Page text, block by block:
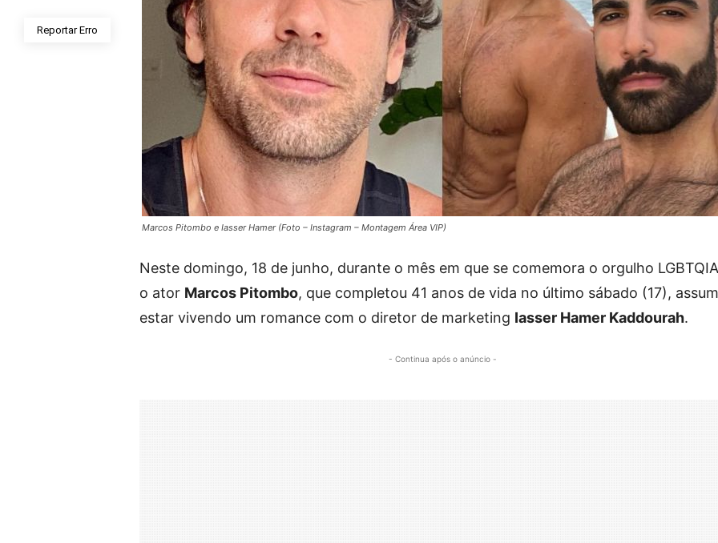
Reportar Erro
Marcos Pitombo e Iasser Hamer (Foto – Instagram – Montagem Área VIP)
Neste domingo, 18 de junho, durante o mês em que se comemora o orgulho
o ator Marcos Pitombo, que completou 41 anos de vida no último sábado (17),
estar vivendo um romance com o diretor de marketing Iasser Hamer Kaddourah.
- Continua após o anúncio -